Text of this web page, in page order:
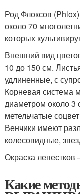
Род Флоксов
около 70
которых
Внешний вид
10 до 150 см.
удлиненные, с
Корневая система
диаметром около
метельчатые
Венчики имеют
колесовидные,
Окраска лепестков
Какие